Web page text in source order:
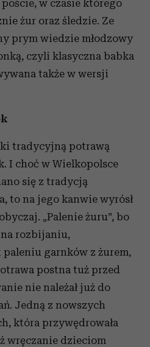
w czasie którego
żur oraz śledzie. Ze
prym wiedzie młodzowy
czyli klasyczna babka
także w wersji
tradycyjną potrawą
I choć w Wielkopolsce
się z tradycją
to na jego kanwie wyrósł
„Palenie żuru”, bo
na rozbijaniu,
garnków z żurem,
postna tuż przed
nie należał już do
Jedną z nowszych
która przywędrowała
wręczanie dzieciom